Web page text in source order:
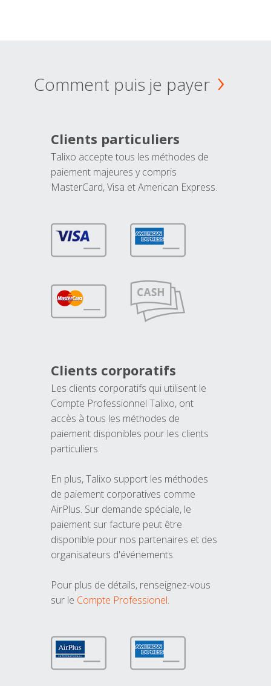
Comment puis je payer
Clients particuliers
Talixo accepte tous les méthodes de
paiement majeures y compris
MasterCard, Visa et American Express.
Clients corporatifs
Les clients corporatifs qui utilisent le
Compte Professionnel Talixo, ont
accès à tous les méthodes de
paiement disponibles pour les clients
particuliers.
En plus, Talixo support les méthodes
de paiement corporatives comme
AirPlus. Sur demande spéciale, le
paiement sur facture peut être
disponible pour nos partenaires et des
organisateurs d'événements.
Pour plus de détails, renseignez-vous
sur le Compte Professionel.